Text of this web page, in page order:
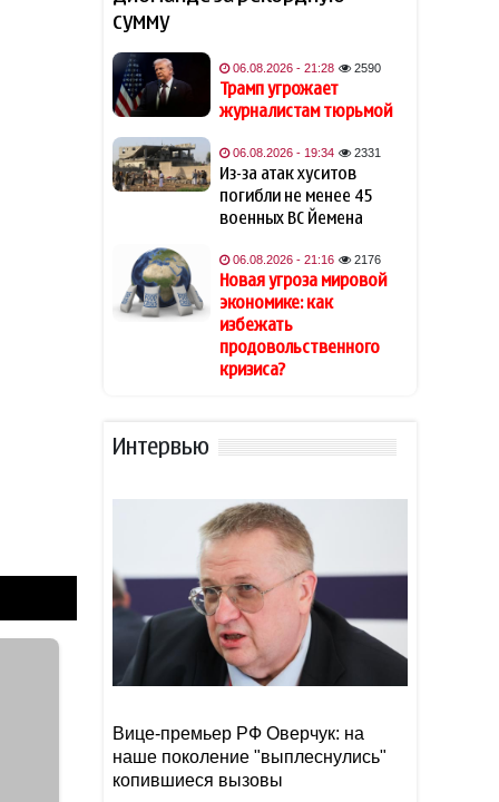
19:48
могу спать по ночам»
19:40
Кинолог развеял миф о
собачьей обиде на хозяина
19:34
В Индии тигр убил 55-летнего
19:28
Алтай Байындыр продолжит
карьеру в Ла Лиге
В Шамкире за рулем умер 58-
летний водитель
БАДах
Прибыль Агентства DOST
сократилась на 40%
Эрдоган: Мекканское
соглашение о коллективной
обороне открыто для новых
участников
сумму
06.08.2026 - 21:28 2590
Трамп угрожает
журналистам тюрьмой
06.08.2026 - 19:34 2331
Из-за атак хуситов
погибли не менее 45
военных ВС Йемена
06.08.2026 - 21:16 2176
Новая угроза мировой
экономике: как
избежать
продовольственного
кризиса?
Интервью
Вице-премьер РФ Оверчук: на
наше поколение "выплеснулись"
копившиеся вызовы